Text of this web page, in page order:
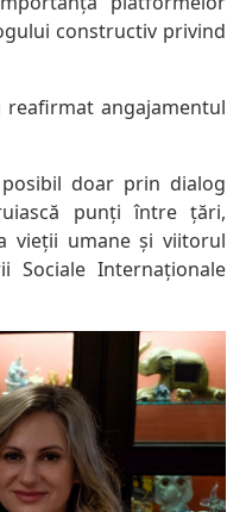
constructiv privind
reafirmat angajamentul
doar prin dialog
punți între țări,
vieții umane și viitorul
Sociale Internaționale